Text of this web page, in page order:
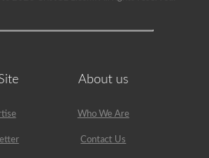
About us
Who We Are
Contact Us